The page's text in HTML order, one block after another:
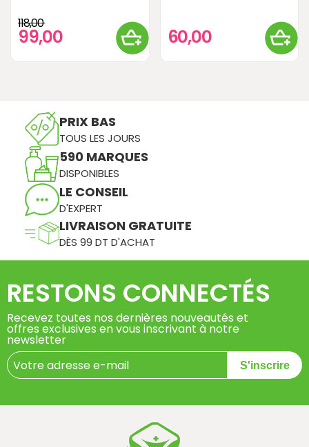
118,00
99,00 60,00
PRIX BAS
TOUS LES JOURS
590 MARQUES
DISPONIBLES
LE CONSEIL
D'EXPERT
LIVRAISON GRATUITE
DÈS 99 DT D'ACHAT
RESTONS CONNECTÉS
Recevez toutes nos dernières nouveautés et
offres exclusives en vous inscrivant à notre
newsletter
S'inscrire